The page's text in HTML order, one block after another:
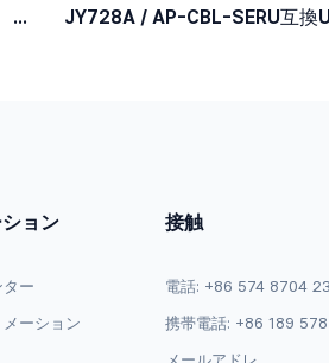
JY728A / AP-CBL-SERU互換
ョン
ー
ーション
接触
電話: +86 574 8704
携帯電話: +86 189